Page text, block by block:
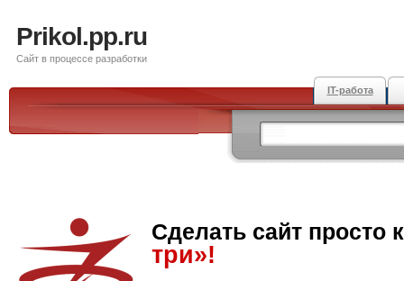
Prikol.pp.ru
Сайт в процессе разработки
IT-работа
Сделать сайт просто
три»!